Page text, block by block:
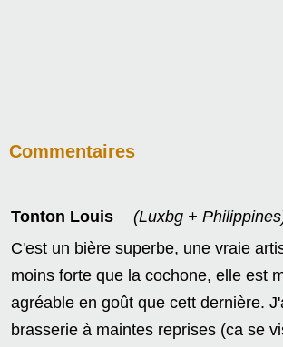
Commentaires
Tonton Louis (Luxbg +
C'est un bière superbe, une vraie
moins forte que la cochone, elle est
agréable en goût que cett dernière.
brasserie à maintes reprises (ca se